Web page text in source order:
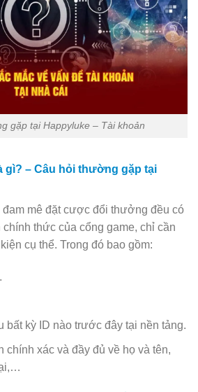
gặp tại Happyluke – Tài khoản
gì? – Câu hỏi thường gặp tại
mê đặt cược đổi thưởng đều có
thức của cổng game, chỉ cần
cụ thể. Trong đó bao gồm:
kỳ ID nào trước đây tại nền tảng.
chính xác và đầy đủ về họ và tên,